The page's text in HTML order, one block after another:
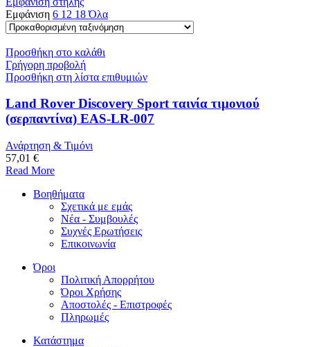
Εμφάνιση 6 12 18Όλα
Προσθήκη στο καλάθι
Γρήγορη προβολή
Προσθήκη στη λίστα επιθυμιών
Land Rover Discovery Sport ταινία τιμονιού
(σερπαντίνα) EAS-LR-007
Ανάρτηση & Τιμόνι
57,01 €
Read More
Βοηθήματα
Σχετικά με εμάς
Νέα - Συμβουλές
Συχνές Ερωτήσεις
Επικοινωνία
Όροι
Πολιτική Απορρήτου
Όροι Χρήσης
Αποστολές - Επιστροφές
Πληρωμές
Κατάστημα